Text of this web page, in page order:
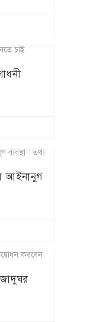
আইনানুগ